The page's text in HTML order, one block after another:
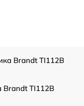
Brandt TI112B
TI112B